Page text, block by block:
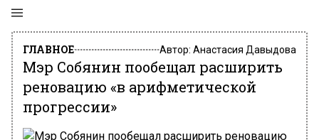
ГЛАВНОЕ Автор: Анастасия Давыдова
Мэр Собянин пообещал расширить
реновацию «в арифметической
прогрессии»